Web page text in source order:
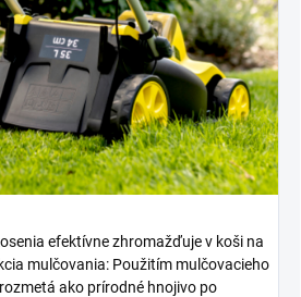
efektívne zhromažďuje v koši na
mulčovania: Použitím mulčovacieho
ako prírodné hnojivo po